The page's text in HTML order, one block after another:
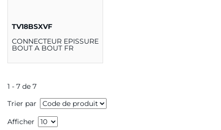
TV18BSXVF
CONNECTEUR EPISSURE
BOUT A BOUT FR
1 - 7 de 7
Trier par
Afficher